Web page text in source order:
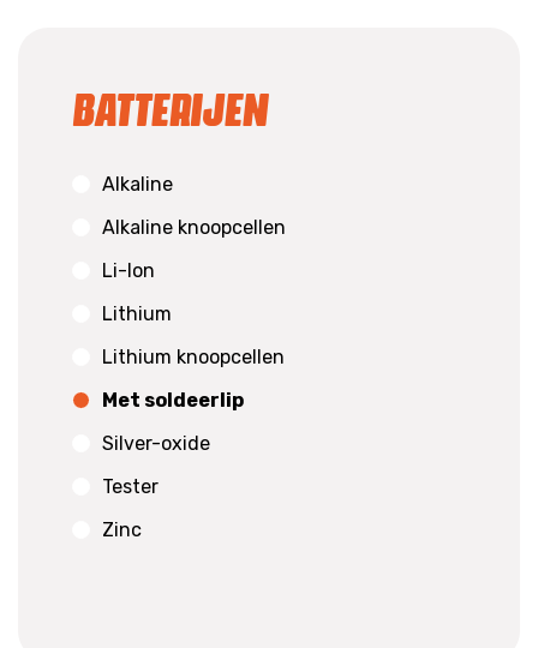
Batterijen
Alkaline
Alkaline knoopcellen
Li-Ion
Lithium
Lithium knoopcellen
Met soldeerlip
Silver-oxide
Tester
Zinc